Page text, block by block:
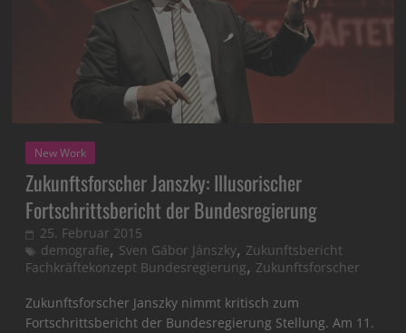
New Work
Zukunftsforscher Janszky: Illusorischer
Fortschrittsbericht der Bundesregierung
25. Februar 2015
demografie, Sven Gábor Jánszky, Zukunftsbericht
Fachkräftekonzept Bundesregierung, Zukunftsforscher
Zukunftsforscher Janszky nimmt kritisch zum
Fortschrittsbericht der Bundesregierung Stellung. Am 11.